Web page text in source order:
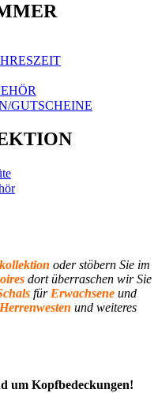
GUTSCHEINE
oder stöbern Sie im
dort überraschen wir Sie
für Erwachsene und
und weiteres
um Kopfbedeckungen!